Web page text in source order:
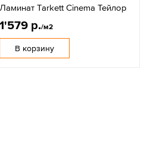
Ламинат Tarkett Cinema Тейлор
1'579 р./м2
В корзину